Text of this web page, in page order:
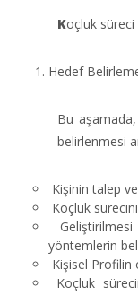
Koçluk
Hedef
Bu
belirlenmesi
Kişinin talep
Koçluk
yöntemlerin
Kişisel Profilin
Koçluk